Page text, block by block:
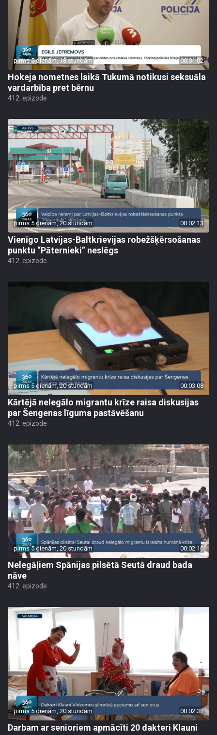
pirms 5 dienām, 18 stundām 00:01:02
Hokeja nometnes laikā Tukumā notikusi seksuāla
vardarbība pret bērnu
412. epizode
pirms 5 dienām, 20 stundām 00:02:13
Vienīgo Latvijas-Baltkrievijas robežšķērsošanas
punktu “Pāternieki” neslēgs
412. epizode
pirms 5 dienām, 20 stundām 00:03:08
Kārtējā nelegālo migrantu krīze raisa diskusijas
par Šengenas līguma pastāvēšanu
412. epizode
pirms 5 dienām, 20 stundām 00:02:10
Nelegāļiem Spānijas pilsētā Seutā draud bada
nāve
412. epizode
pirms 5 dienām, 20 stundām 00:02:38
Darbam ar senioriem apmācīti 20 dakteri Klauni